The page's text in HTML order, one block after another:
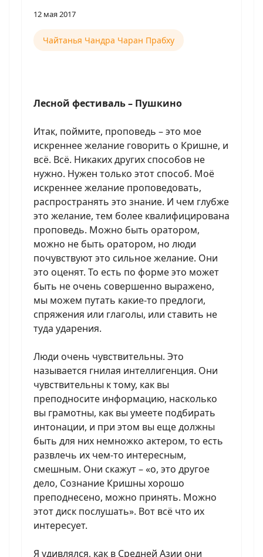
12 мая 2017
Чайтанья Чандра Чаран Прабху
Лесной фестиваль – Пушкино
Итак, поймите, проповедь – это мое
искреннее желание говорить о Кришне, и
всё. Всё. Никаких других способов не
нужно. Нужен только этот способ. Моё
искреннее желание проповедовать,
распространять это знание. И чем глубже
это желание, тем более квалифицирована
проповедь. Можно быть оратором,
можно не быть оратором, но люди
почувствуют это сильное желание. Они
это оценят. То есть по форме это может
быть не очень совершенно выражено,
мы можем путать какие-то предлоги,
спряжения или глаголы, или ставить не
туда ударения.
Люди очень чувствительны. Это
называется гнилая интеллигенция. Они
чувствительны к тому, как вы
преподносите информацию, насколько
вы грамотны, как вы умеете подбирать
интонации, и при этом вы еще должны
быть для них немножко актером, то есть
развлечь их чем-то интересным,
смешным. Они скажут – «о, это другое
дело, Сознание Кришны хорошо
преподнесено, можно принять. Можно
этот диск послушать». Вот всё что их
интересует.
Я удивлялся, как в Средней Азии они